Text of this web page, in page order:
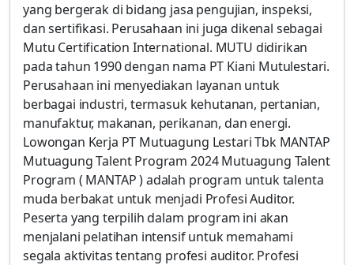
yang bergerak di bidang jasa pengujian, inspeksi,
dan sertifikasi. Perusahaan ini juga dikenal sebagai
Mutu Certification International. MUTU didirikan
pada tahun 1990 dengan nama PT Kiani Mutulestari.
Perusahaan ini menyediakan layanan untuk
berbagai industri, termasuk kehutanan, pertanian,
manufaktur, makanan, perikanan, dan energi.
Lowongan Kerja PT Mutuagung Lestari Tbk MANTAP
Mutuagung Talent Program 2024 Mutuagung Talent
Program ( MANTAP ) adalah program untuk talenta
muda berbakat untuk menjadi Profesi Auditor.
Peserta yang terpilih dalam program ini akan
menjalani pelatihan intensif untuk memahami
segala aktivitas tentang profesi auditor. Profesi